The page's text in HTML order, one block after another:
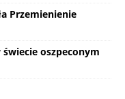
Przemienienie
świecie oszpeconym